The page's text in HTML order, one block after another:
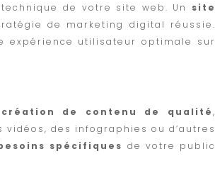
de votre site web. Un site
de marketing digital réussie.
expérience utilisateur optimale sur
de contenu de qualité,
des infographies ou d’autres
spécifiques de votre public